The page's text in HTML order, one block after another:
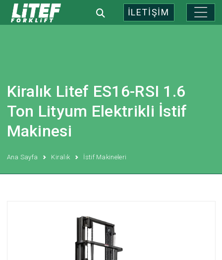
İLETİŞİM
Kiralık Litef ES16-RSI 1.6
Ton Lityum Elektrikli İstif
Makinesi
Ana Sayfa Kiralık İstif Makineleri